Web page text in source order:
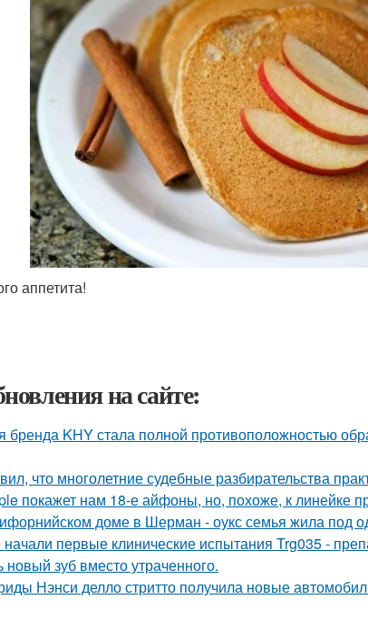
аппетита!
на сайте:
бренда KHY стала полной противоположностью
что многолетние судебные разбирательства
покажет нам 18-е айфоны, но, похоже, к линейке
доме в Шерман - оукс семья жила под
первые клинические испытания Trg035 -
новый зуб вместо утраченного.
Нэнси делло стритто получила новые